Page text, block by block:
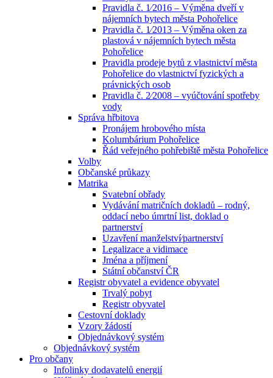
Pravidla č. 1⁄2016 – Výměna dveří v
nájemních bytech města Pohořelice
Pravidla č. 1⁄2013 – Výměna oken za
plastová v nájemních bytech města
Pohořelice
Pravidla prodeje bytů z vlastnictví města
Pohořelice do vlastnictví fyzických a
právnických osob
Pravidla č. 2⁄2008 – vyúčtování spotřeby
vody
Správa hřbitova
Pronájem hrobového místa
Kolumbárium Pohořelice
Řád veřejného pohřebiště města Pohořelice
Volby
Občanské průkazy
Matrika
Svatební obřady
Vydávání matričních dokladů – rodný,
oddací nebo úmrtní list, doklad o
partnerství
Uzavření manželství⁄partnerství
Legalizace a vidimace
Jména a příjmení
Státní občanství ČR
Registr obyvatel a evidence obyvatel
Trvalý pobyt
Registr obyvatel
Cestovní doklady
Vzory žádostí
Objednávkový systém
Objednávkový systém
Pro občany
Infolinky dodavatelů energií